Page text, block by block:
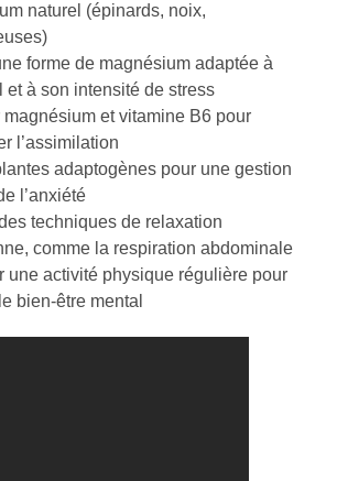
naturel (épinards, noix,
forme de magnésium adaptée à
et à son intensité de stress
et vitamine B6 pour
l’assimilation
adaptogènes pour une gestion
l’anxiété
techniques de relaxation
comme la respiration abdominale
une activité physique régulière pour
bien-être mental